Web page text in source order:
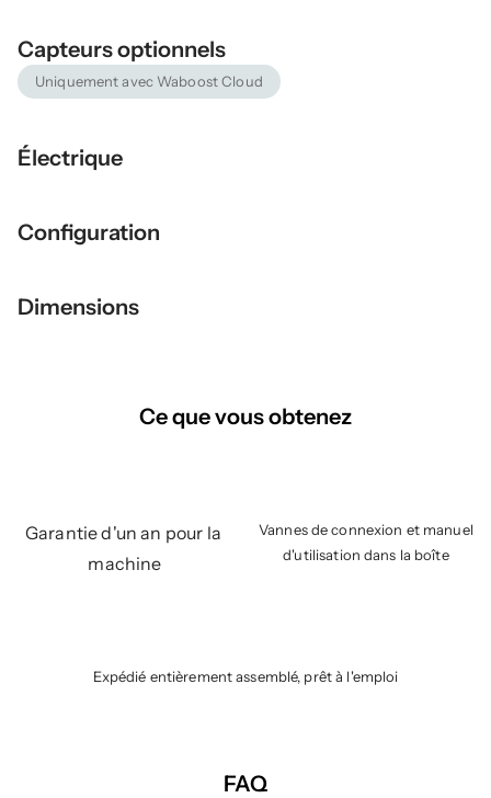
Capteurs optionnels
Uniquement avec Waboost Cloud
Électrique
Configuration
Dimensions
Garantie d'un an pour la
machine
Vannes de connexion et manuel
d'utilisation dans la boîte
Expédié entièrement assemblé, prêt à l'emploi
Ce que vous obtenez
FAQ